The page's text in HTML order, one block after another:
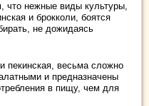
что нежные виды культуры,
и брокколи, боятся
не дожидаясь
пекинская, весьма сложно
и предназначены
в пищу, чем для